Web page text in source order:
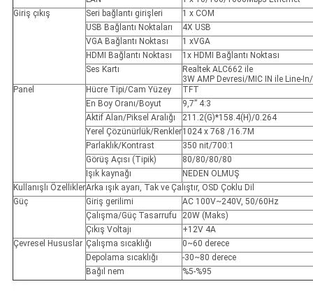
Giriş çıkış
Seri bağlantı girişleri
1 x COM
USB Bağlantı Noktaları
4X USB
VGA Bağlantı Noktası
1 xVGA
HDMI Bağlantı Noktası
1x HDMI Bağlantı Noktası
Ses Kartı
Realtek ALC662 ile
3W AMP Devresi/MIC IN ile Line-
Panel
Hücre Tipi/Cam Yüzey
TFT
En Boy Oranı/Boyut
9,7” 4:3
Aktif Alan/Piksel Aralığı
211.2(G)*158.4(H)/0.264
Yerel Çözünürlük/Renkler1024 x 768 /16.7M
Parlaklık/Kontrast
350 nit/700:1
Görüş Açısı (Tipik)
80/80/80/80
Işık kaynağı
NEDEN OLMUŞ
Kullanışlı ÖzelliklerArka ışık ayarı, Tak ve Çalıştır, OSD Çoklu Dil
Güç
Giriş gerilimi
AC 100V~240V, 50/60Hz
Çalışma/Güç Tasarrufu
20W (Maks)
Çıkış Voltajı
+12V 4A
Çevresel Hususlar Çalışma sıcaklığı
0~60 derece
Depolama sıcaklığı
-30~80 derece
Bağıl nem
%5-%95